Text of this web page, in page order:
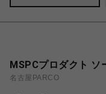
MSPCプロダクト ソ
名古屋PARCO